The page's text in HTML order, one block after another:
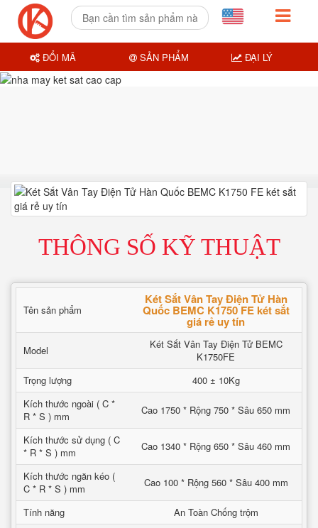
THÔNG SỐ KỸ THUẬT
Tên sản phẩm
Két Sắt Vân Tay Điện Tử Hàn
Quốc BEMC K1750 FE két sắt
giá rẻ uy tín
Model
Két Sắt Vân Tay Điện Tử BEMC
K1750FE
Trọng lượng
400 ± 10Kg
Kích thước ngoài ( C *
R * S ) mm
Cao 1750 * Rộng 750 * Sâu 650 mm
Kích thước sử dụng ( C
* R * S ) mm
Cao 1340 * Rộng 650 * Sâu 460 mm
Kích thước ngăn kéo (
C * R * S ) mm
Cao 100 * Rộng 560 * Sâu 400 mm
Tính năng
An Toàn Chống trộm
ĐỔI MÃ SẢN PHẨM ĐẠI LÝ